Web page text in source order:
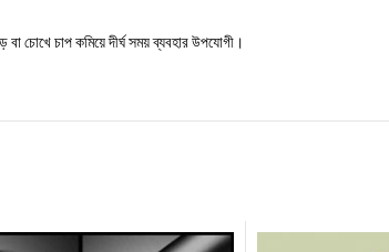
চোখে চাপ কমিয়ে দীর্ঘ সময় ব্যবহার উপযোগী।